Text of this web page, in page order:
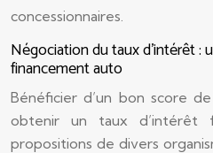
concessionnaires.
Négociation du taux d’intérêt :
financement auto
Bénéficier d’un bon score
obtenir un taux d’intérêt
propositions de divers